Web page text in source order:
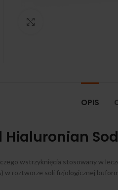
OPIS
Hialuronian
wstrzyknięcia stosowany w
w roztworze soli fizjologicznej